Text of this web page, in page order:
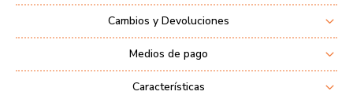
Cambios y Devoluciones
Medios de pago
Características